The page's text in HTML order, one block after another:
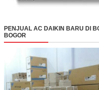
PENJUAL AC DAIKIN BARU DI
BOGOR